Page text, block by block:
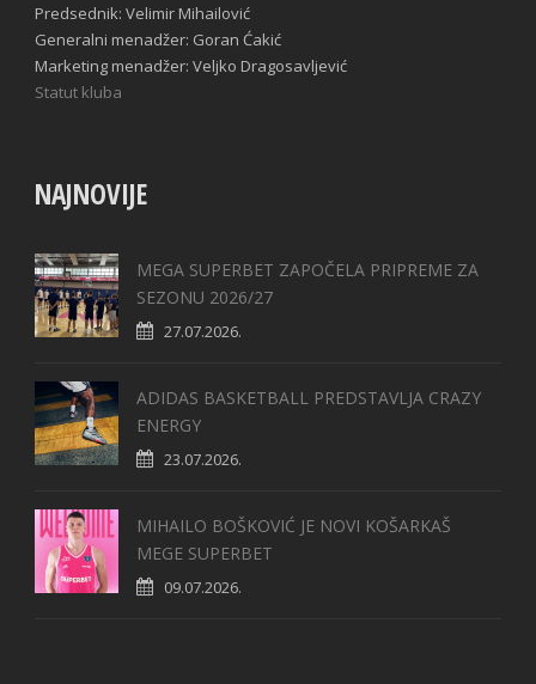
Predsednik: Velimir Mihailović
Generalni menadžer: Goran Ćakić
Marketing menadžer: Veljko Dragosavljević
Statut kluba
NAJNOVIJE
MEGA SUPERBET ZAPOČELA PRIPREME ZA
SEZONU 2026/27
27.07.2026.
ADIDAS BASKETBALL PREDSTAVLJA CRAZY
ENERGY
23.07.2026.
MIHAILO BOŠKOVIĆ JE NOVI KOŠARKAŠ
MEGE SUPERBET
09.07.2026.